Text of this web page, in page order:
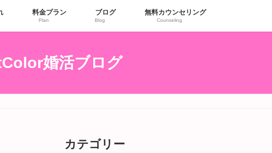
料金プラン
Plan
ブログ
Blog
無料カウンセリング
Counseling
婚活ブログ
カテゴリー